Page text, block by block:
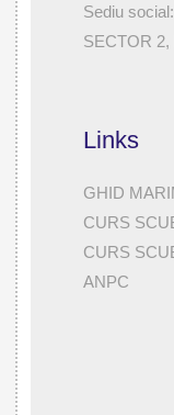
Sediu
SECTOR
Links
GHID
CURS
CURS
ANPC